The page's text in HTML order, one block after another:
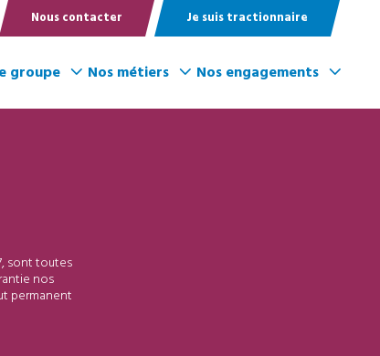
Nous contacter Je suis tractionnaire
groupe Nos métiers Nos engagements
sont toutes
nos
permanent